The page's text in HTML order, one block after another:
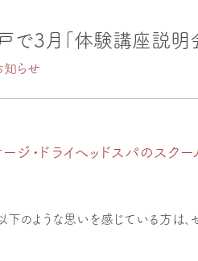
で3月「体験講座説明
知らせ
ージ・ドライヘッドスパのスク
下のような思いを感じている方は